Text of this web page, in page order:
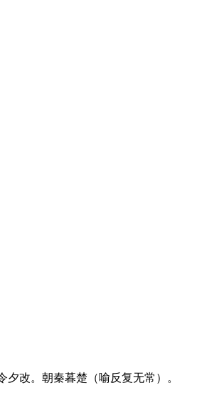
夕改。朝秦暮楚（喻反复无常）。